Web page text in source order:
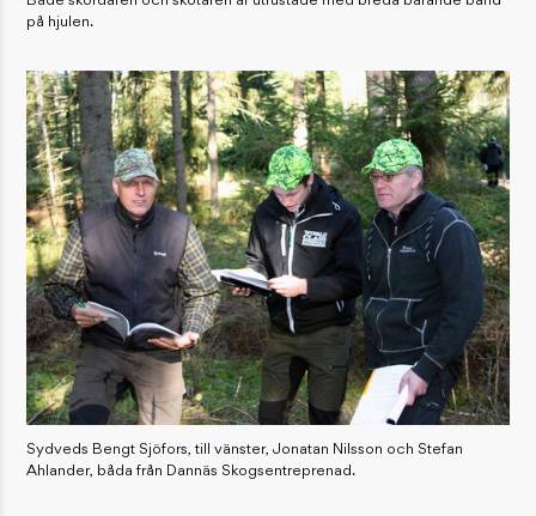
på hjulen.
Sydveds Bengt Sjöfors, till vänster, Jonatan Nilsson och Stefan
Ahlander, båda från Dannäs Skogsentreprenad.